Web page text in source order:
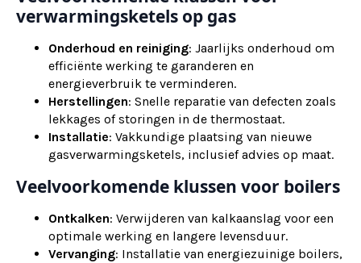
verwarmingsketels op gas
Onderhoud en reiniging: Jaarlijks onderhoud om
efficiënte werking te garanderen en
energieverbruik te verminderen.
Herstellingen: Snelle reparatie van defecten zoals
lekkages of storingen in de thermostaat.
Installatie: Vakkundige plaatsing van nieuwe
gasverwarmingsketels, inclusief advies op maat.
Veelvoorkomende klussen voor boilers
Ontkalken: Verwijderen van kalkaanslag voor een
optimale werking en langere levensduur.
Vervanging: Installatie van energiezuinige boilers,